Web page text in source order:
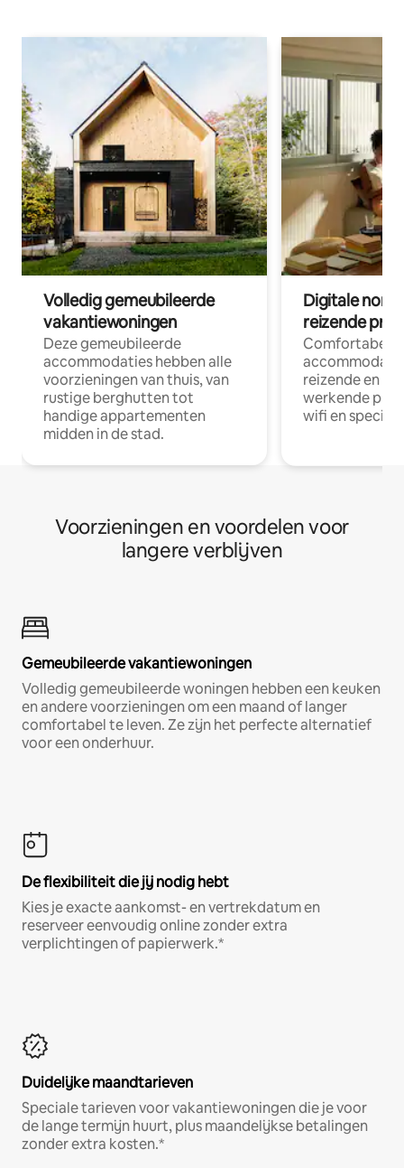
Volledig gemeubileerde
vakantiewoningen
Deze gemeubileerde
accommodaties hebben alle
voorzieningen van thuis, van
rustige berghutten tot
handige appartementen
midden in de stad.
Digitale
reizende
Comfortabele
reizende en
werkende
wifi en
Voorzieningen en voordelen voor
langere verblijven
Gemeubileerde vakantiewoningen
Volledig gemeubileerde woningen hebben een keuken
en andere voorzieningen om een maand of langer
comfortabel te leven. Ze zijn het perfecte alternatief
voor een onderhuur.
De flexibiliteit die jij nodig hebt
Kies je exacte aankomst- en vertrekdatum en
reserveer eenvoudig online zonder extra
verplichtingen of papierwerk.*
Duidelijke maandtarieven
Speciale tarieven voor vakantiewoningen die je voor
de lange termijn huurt, plus maandelijkse betalingen
zonder extra kosten.*